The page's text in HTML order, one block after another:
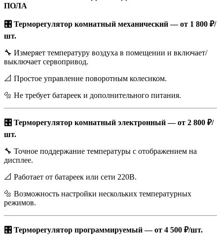
ПОЛА
🎛️ Терморегулятор комнатный механический — от 1 800 ₽/
шт.
🔧 Измеряет температуру воздуха в помещении и включает/
выключает сервопривод.
📐 Простое управление поворотным колесиком.
🔩 Не требует батареек и дополнительного питания.
🎛️ Терморегулятор комнатный электронный — от 2 800 ₽/
шт.
🔧 Точное поддержание температуры с отображением на
дисплее.
📐 Работает от батареек или сети 220В.
🔩 Возможность настройки нескольких температурных
режимов.
🎛️ Терморегулятор программируемый — от 4 500 ₽/шт.